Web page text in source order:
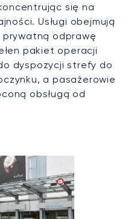
się na
Usługi obejmują
prywatną odprawę
pakiet operacji
dyspozycji strefy do
a pasażerowie
obsługą od